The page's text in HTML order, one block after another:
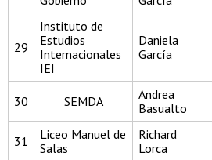
29
Instituto de
Estudios
Internacionales
IEI
Daniela
García
30 SEMDA
Andrea
Basualto
31
Liceo Manuel de
Salas
Richard
Lorca